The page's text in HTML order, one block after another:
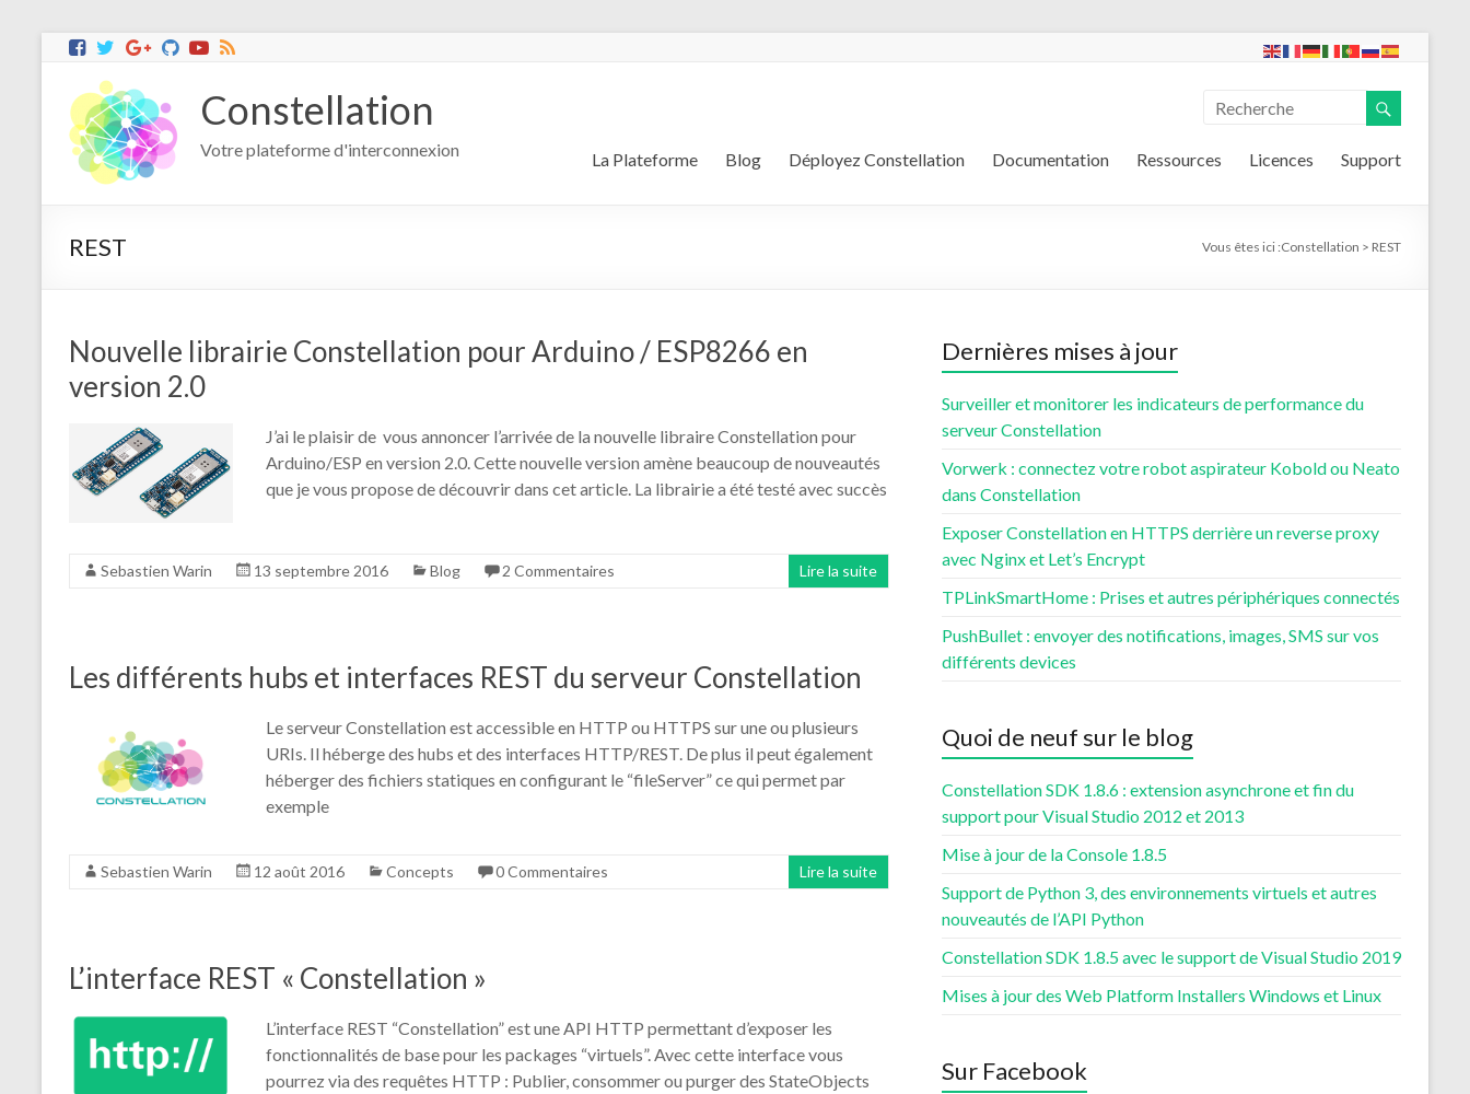
Constellation
Votre plateforme d'interconnexion La Plateforme Blog Déployez Constellation Documentation Ressources Licences Support
REST Vous êtes ici :Constellation > REST
Nouvelle librairie Constellation pour Arduino / ESP8266 en
version 2.0
J’ai le plaisir de vous annoncer l’arrivée de la nouvelle libraire Constellation pour
Arduino/ESP en version 2.0. Cette nouvelle version amène beaucoup de nouveautés
que je vous propose de découvrir dans cet article. La librairie a été testé avec succès
Sebastien Warin 13 septembre 2016 Blog 2 Commentaires Lire la suite
Les différents hubs et interfaces REST du serveur Constellation
Le serveur Constellation est accessible en HTTP ou HTTPS sur une ou plusieurs
URIs. Il héberge des hubs et des interfaces HTTP/REST. De plus il peut également
héberger des fichiers statiques en configurant le “fileServer” ce qui permet par
exemple
Sebastien Warin 12 août 2016 Concepts 0 Commentaires Lire la suite
L’interface REST « Constellation »
L’interface REST “Constellation” est une API HTTP permettant d’exposer les
fonctionnalités de base pour les packages “virtuels”. Avec cette interface vous
pourrez via des requêtes HTTP : Publier, consommer ou purger des StateObjects
Dernières mises à jour
Surveiller et monitorer les indicateurs de performance du
serveur Constellation
Vorwerk : connectez votre robot aspirateur Kobold ou Neato
dans Constellation
Exposer Constellation en HTTPS derrière un reverse proxy
avec Nginx et Let’s Encrypt
TPLinkSmartHome : Prises et autres périphériques connectés
PushBullet : envoyer des notifications, images, SMS sur vos
différents devices
Quoi de neuf sur le blog
Constellation SDK 1.8.6 : extension asynchrone et fin du
support pour Visual Studio 2012 et 2013
Mise à jour de la Console 1.8.5
Support de Python 3, des environnements virtuels et autres
nouveautés de l’API Python
Constellation SDK 1.8.5 avec le support de Visual Studio 2019
Mises à jour des Web Platform Installers Windows et Linux
Sur Facebook